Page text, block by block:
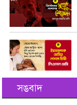
সঙবাদ